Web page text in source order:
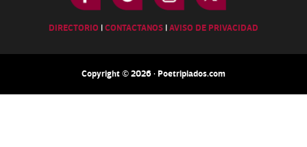
DIRECTORIO |CONTACTANOS |AVISO DE PRIVACIDAD
Copyright © 2026 · Poetripiados.com